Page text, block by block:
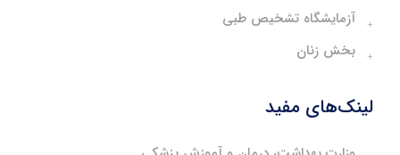
آزمایشگاه تشخیص طبی
بخش زنان
لینک‌های مفید